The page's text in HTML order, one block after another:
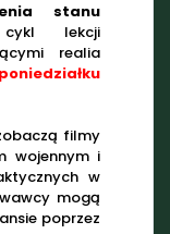
stanu
lekcji
realia
filmy
wojennym i
w
mogą
poprzez